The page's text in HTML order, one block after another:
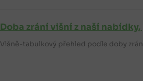
Doba zrání višní z naší
Višně-tabulkový přehled podle doby